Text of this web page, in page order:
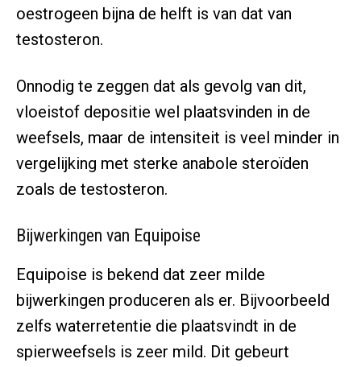
oestrogeen bijna de helft is van dat van
testosteron.
Onnodig te zeggen dat als gevolg van dit,
vloeistof depositie wel plaatsvinden in de
weefsels, maar de intensiteit is veel minder in
vergelijking met sterke anabole steroïden
zoals de testosteron.
Bijwerkingen van Equipoise
Equipoise is bekend dat zeer milde
bijwerkingen produceren als er. Bijvoorbeeld
zelfs waterretentie die plaatsvindt in de
spierweefsels is zeer mild. Dit gebeurt